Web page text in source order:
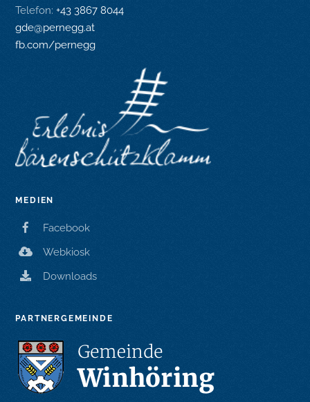
Telefon:+43 3867 8044
gde@pernegg.at
fb.com/pernegg
MEDIEN
Facebook
Webkiosk
Downloads
PARTNERGEMEINDE